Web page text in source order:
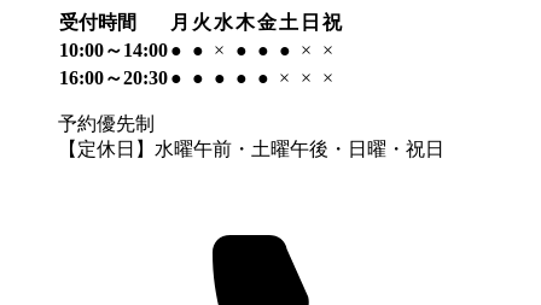
受付時間 月 火 水木金土 日 祝
10:00～14:00● ● × ● ● ● ×
×
16:00～20:30● ● ● ● ● × × ×
予約優先制
【定休日】水曜午前・土曜午後・日曜・祝日